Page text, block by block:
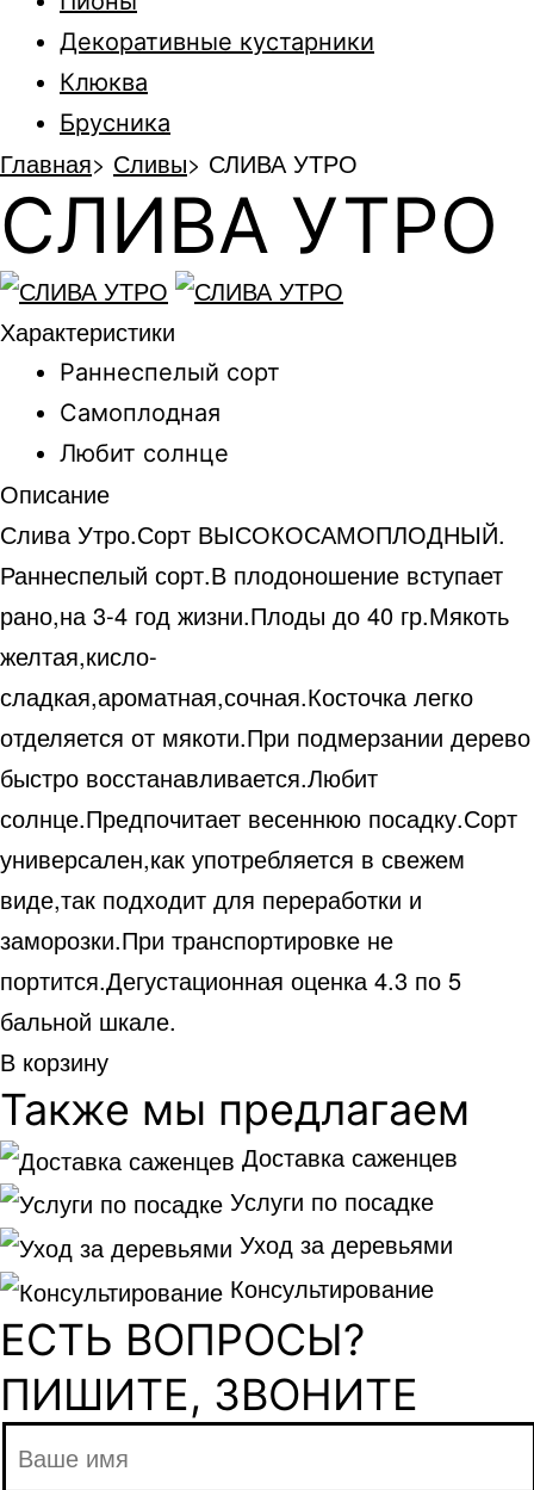
Декоративные кустарники
Клюква
Брусника
Главная> Сливы> СЛИВА УТРО
СЛИВА УТРО
Характеристики
Раннеспелый сорт
Самоплодная
Любит солнце
Описание
Слива Утро.Сорт ВЫСОКОСАМОПЛОДНЫЙ.
Раннеспелый сорт.В плодоношение вступает
рано,на 3-4 год жизни.Плоды до 40 гр.Мякоть
желтая,кисло-
сладкая,ароматная,сочная.Косточка легко
отделяется от мякоти.При подмерзании дерево
быстро восстанавливается.Любит
солнце.Предпочитает весеннюю посадку.Сорт
универсален,как употребляется в свежем
виде,так подходит для переработки и
заморозки.При транспортировке не
портится.Дегустационная оценка 4.3 по 5
бальной шкале.
В корзину
Также мы предлагаем
Доставка саженцев
Услуги по посадке
Уход за деревьями
Консультирование
ЕСТЬ ВОПРОСЫ?
ПИШИТЕ, ЗВОНИТЕ